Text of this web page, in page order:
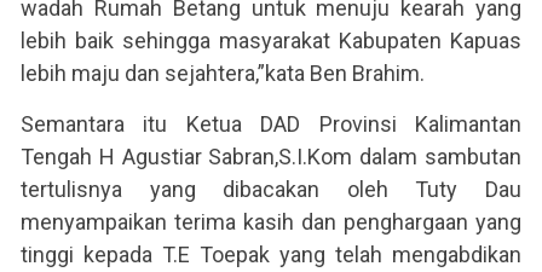
wadah Rumah Betang untuk menuju kearah yang
lebih baik sehingga masyarakat Kabupaten Kapuas
lebih maju dan sejahtera,”kata Ben Brahim.
Semantara itu Ketua DAD Provinsi Kalimantan
Tengah H Agustiar Sabran,S.I.Kom dalam sambutan
tertulisnya yang dibacakan oleh Tuty Dau
menyampaikan terima kasih dan penghargaan yang
tinggi kepada T.E Toepak yang telah mengabdikan